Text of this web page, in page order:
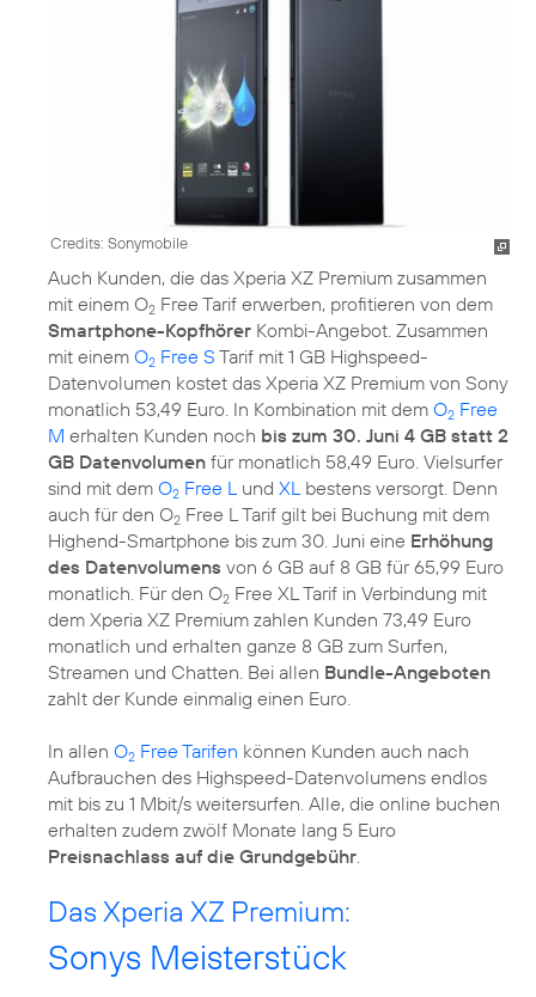
Credits: Sonymobile
Auch Kunden, die das Xperia XZ Premium zusammen
mit einem O2 Free Tarif erwerben, profitieren von dem
Smartphone-Kopfhörer Kombi-Angebot. Zusammen
mit einem O2 Free S Tarif mit 1 GB Highspeed-
Datenvolumen kostet das Xperia XZ Premium von Sony
monatlich 53,49 Euro. In Kombination mit dem O2 Free
M erhalten Kunden noch bis zum 30. Juni 4 GB statt 2
GB Datenvolumen für monatlich 58,49 Euro. Vielsurfer
sind mit dem O2 Free Lund XLbestens versorgt. Denn
auch für den O2 Free L Tarif gilt bei Buchung mit dem
Highend-Smartphone bis zum 30. Juni eine Erhöhung
des Datenvolumens von 6 GB auf 8 GB für 65,99 Euro
monatlich. Für den O2 Free XL Tarif in Verbindung mit
dem Xperia XZ Premium zahlen Kunden 73,49 Euro
monatlich und erhalten ganze 8 GB zum Surfen,
Streamen und Chatten. Bei allen Bundle-Angeboten
zahlt der Kunde einmalig einen Euro.
In allen O2 Free Tarifen können Kunden auch nach
Aufbrauchen des Highspeed-Datenvolumens endlos
mit bis zu 1 Mbit/s weitersurfen. Alle, die online buchen
erhalten zudem zwölf Monate lang 5 Euro
Preisnachlass auf die Grundgebühr.
Das Xperia XZ Premium:
Sonys Meisterstück